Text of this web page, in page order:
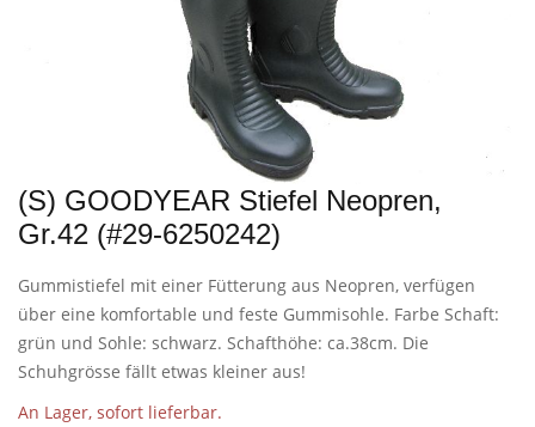
(S) GOODYEAR Stiefel Neopren,
Gr.42 (#29-6250242)
Gummistiefel mit einer Fütterung aus Neopren, verfügen
über eine komfortable und feste Gummisohle. Farbe Schaft:
grün und Sohle: schwarz. Schafthöhe: ca.38cm. Die
Schuhgrösse fällt etwas kleiner aus!
An Lager, sofort lieferbar.